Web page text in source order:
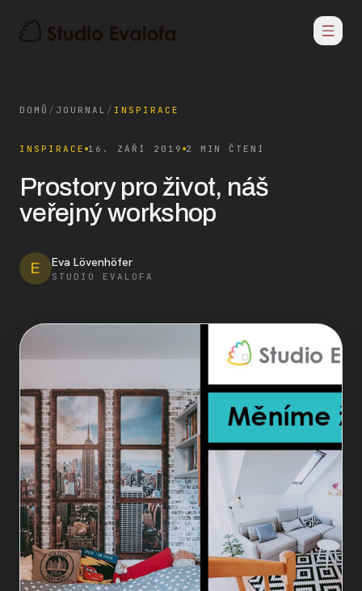
DOMŮ / JOURNAL / INSPIRACE
INSPIRACE 16. ZÁŘÍ 2019 2 MIN ČTENÍ
Prostory pro život, náš
veřejný workshop
E Eva Lövenhöfer
STUDIO EVALOFA